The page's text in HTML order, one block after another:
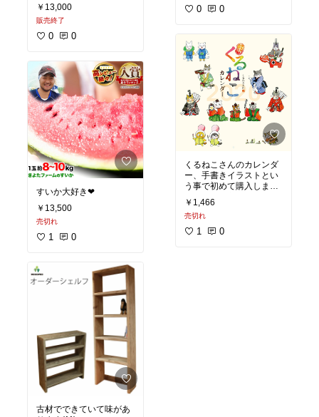
りひめを再度。箱入りな
上に苺の上にはプチプチ
がのせてあり、配送中に
甘くて美味しい。冷蔵庫
から少し外に出して置い
てからの方が美味しい。
測ってみたら1パック400
g近くあったので3パック
で1200g近く。小さい粒
で4パックよりこちらの
大きい粒の方が好みで
す。大きい苺をほおばっ
ている子供も可愛い⭐︎#買
ってよかった#ふるさと
￥13,000
販売終了
0 0
すいか大好き❤
￥13,500
売切れ
1 0
古材でできていて味があ
0 0
くるねこさんのカレンダ
ー、手書きイラストとい
う事で初めて購入しまし
た。とても良いです。イ
ラストとカレンダー半々
のものより、こういう1
日のマスが大きくて、ち
￥1,466
売切れ
1 0